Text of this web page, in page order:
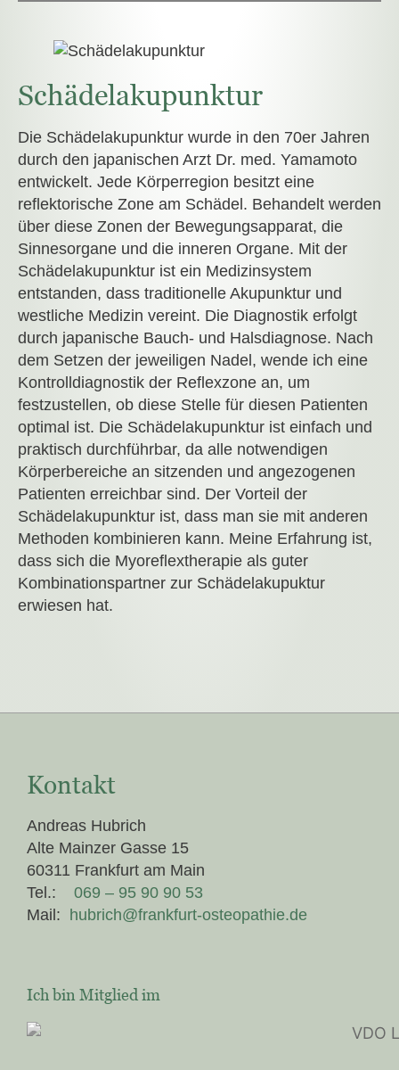
Schädelakupunktur
Die Schädelakupunktur wurde in den 70er Jahren
durch den japanischen Arzt Dr. med. Yamamoto
entwickelt. Jede Körperregion besitzt eine
reflektorische Zone am Schädel. Behandelt werden
über diese Zonen der Bewegungsapparat, die
Sinnesorgane und die inneren Organe. Mit der
Schädelakupunktur ist ein Medizinsystem
entstanden, dass traditionelle Akupunktur und
westliche Medizin vereint. Die Diagnostik erfolgt
durch japanische Bauch- und Halsdiagnose. Nach
dem Setzen der jeweiligen Nadel, wende ich eine
Kontrolldiagnostik der Reflexzone an, um
festzustellen, ob diese Stelle für diesen Patienten
optimal ist. Die Schädelakupunktur ist einfach und
praktisch durchführbar, da alle notwendigen
Körperbereiche an sitzenden und angezogenen
Patienten erreichbar sind. Der Vorteil der
Schädelakupunktur ist, dass man sie mit anderen
Methoden kombinieren kann. Meine Erfahrung ist,
dass sich die Myoreflextherapie als guter
Kombinationspartner zur Schädelakupuktur
erwiesen hat.
Kontakt
Andreas Hubrich
Alte Mainzer Gasse 15
60311 Frankfurt am Main
Tel.: 069 – 95 90 90 53
Mail: hubrich@frankfurt-osteopathie.de
Ich bin Mitglied im